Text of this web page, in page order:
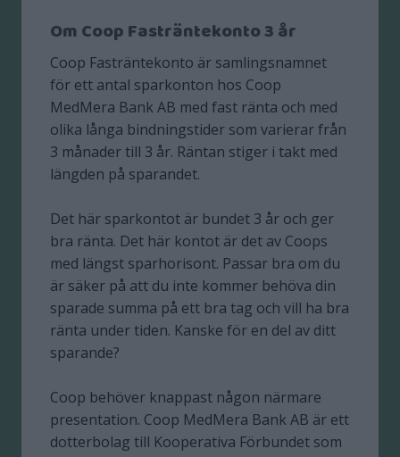
Om Coop Fasträntekonto 3 år
Coop Fasträntekonto är samlingsnamnet
för ett antal sparkonton hos Coop
MedMera Bank AB med fast ränta och med
olika långa bindningstider som varierar från
3 månader till 3 år. Räntan stiger i takt med
längden på sparandet.
Det här sparkontot är bundet 3 år och ger
bra ränta. Det här kontot är det av Coops
med längst sparhorisont. Passar bra om du
är säker på att du inte kommer behöva din
sparade summa på ett bra tag och vill ha bra
ränta under tiden. Kanske för en del av ditt
sparande?
Coop behöver knappast någon närmare
presentation. Coop MedMera Bank AB är ett
dotterbolag till Kooperativa Förbundet som